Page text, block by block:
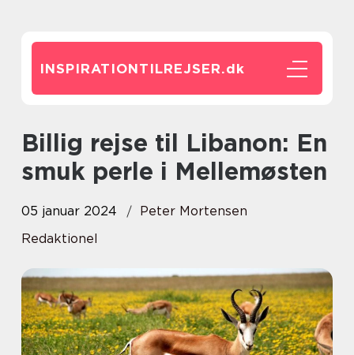
INSPIRATIONTILREJSER.dk
Billig rejse til Libanon: En
smuk perle i Mellemøsten
05 januar 2024
Peter Mortensen
Redaktionel